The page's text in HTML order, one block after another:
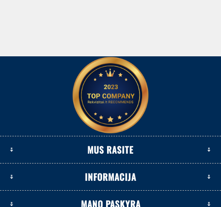
MUS RASITE
INFORMACIJA
MANO PASKYRA